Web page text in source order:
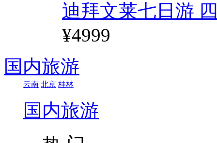
迪拜文莱七日游
¥4999
国内旅游
云南 北京 桂林
国内旅游